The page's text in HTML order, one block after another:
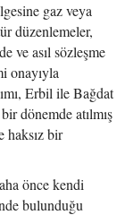
gaz veya
düzenlemeler,
ve asıl sözleşme
onayıyla
Erbil ile Bağdat
dönemde atılmış
haksız bir
önce kendi
bulunduğu